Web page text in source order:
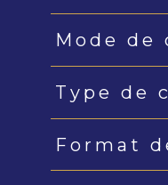
Mode de
Type de
Format